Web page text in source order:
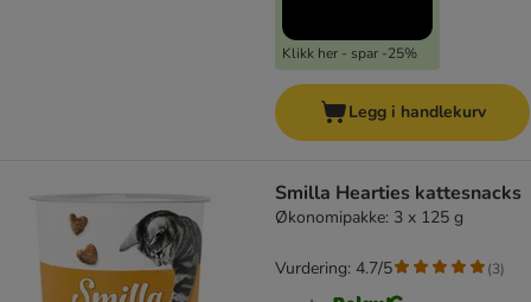
Klikk her - spar -25%
Legg i handlekurv
Smilla Hearties kattesnacks
Økonomipakke: 3 x 125 g
Vurdering: 4.7/5 (3)